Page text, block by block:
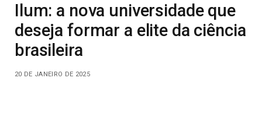
Ilum: a nova universidade que
deseja formar a elite da ciência
brasileira
20 DE JANEIRO DE 2025